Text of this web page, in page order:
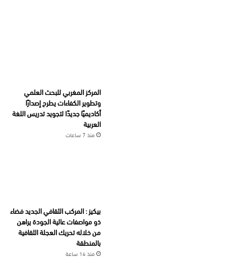
المركز المغربي للبحث العلمي
وتطوير الكفاءات يطرح إصدارًا
أكاديميًا جديدًا لتجويد تدريس اللغة
العربية
منذ 7 ساعات
بيكيز : المركب الثقافي الجديد فضاء
ذو مواصفات عالية الجودة يراهن
من خلاله تحريك العجلة الثقافية
بالمنطقة
منذ 14 ساعة